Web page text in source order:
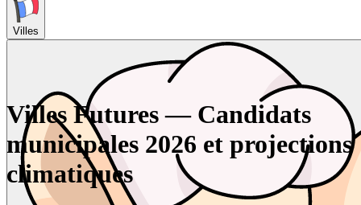
Villes
Villes Futures — Candidats
municipales 2026 et projections
climatiques